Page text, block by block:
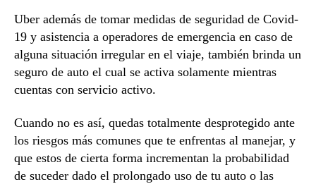
Uber además de tomar medidas de seguridad de Covid-
19 y asistencia a operadores de emergencia en caso de
alguna situación irregular en el viaje, también brinda un
seguro de auto el cual se activa solamente mientras
cuentas con servicio activo.
Cuando no es así, quedas totalmente desprotegido ante
los riesgos más comunes que te enfrentas al manejar, y
que estos de cierta forma incrementan la probabilidad
de suceder dado el prolongado uso de tu auto o las